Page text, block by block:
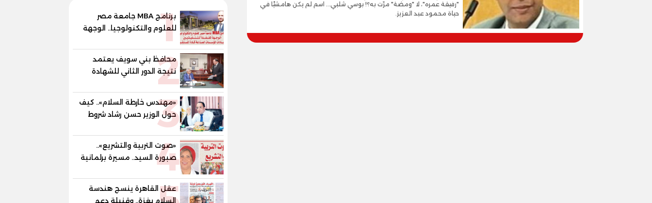
"رفيقة عمره"، لا "ومضة" مرّت به؟! بوسي شلبي... اسم لم يكن هامشيًا في
حياة محمود عبد العزيز.
1
برنامج MBA جامعة مصر
للعلوم والتكنولوجيا.. الوجهة
المفضلة للتنفيذيين وقيادات
المستقبل
2
محافظ بني سويف يعتمد
نتيجة الدور الثاني للشهادة
الإعدادية العامة بنسبة
منازل.. و70.56% للمهنية ..
و100% للصُم وضعاف السمع3
«مهندس خارطة السلام».. كيف
حول الوزير حسن رشاد شروط
الحرب المعقدة إلى "خارطة
4
«صوت التربية والتشريع»..
صبورة السيد.. مسيرة برلمانية
وتربوية تجمع بين تشريع
الإنسان المصري
عقل القاهرة ينسج هندسة
السلام بغزة.. وقنبلة دعم